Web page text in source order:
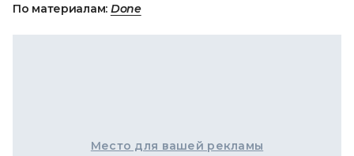
По материалам: Done
Место для вашей рекламы